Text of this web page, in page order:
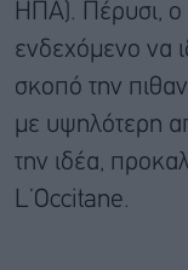
ΗΠΑ). Πέρυσι, ο
ενδεχόμενο να
σκοπό την
με υψηλότερη
την ιδέα,
L’Occitane.